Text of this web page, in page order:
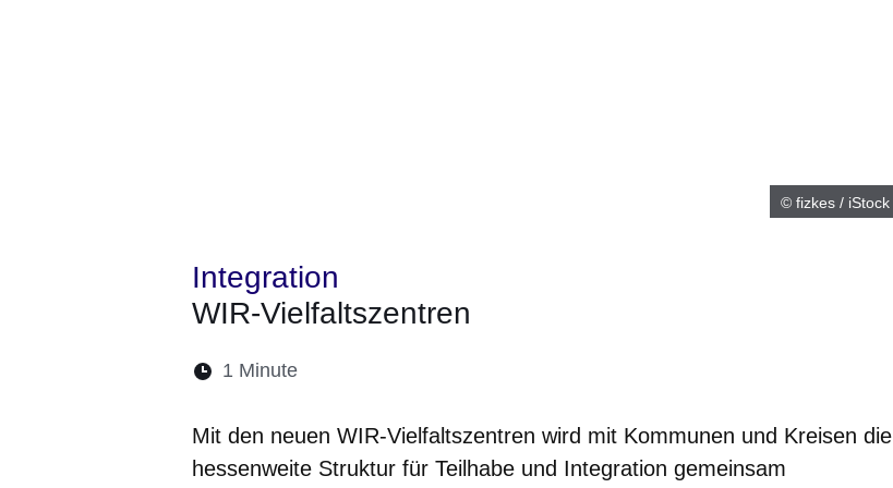
© fizkes / iStock
Integration
WIR-Vielfaltszentren
Lesedauer:
1 Minute
Mit den neuen WIR-Vielfaltszentren wird mit Kommunen und Kreisen die
hessenweite Struktur für Teilhabe und Integration gemeinsam